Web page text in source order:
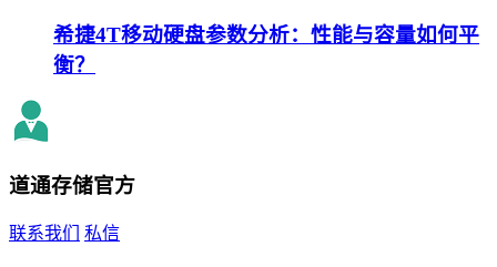
希捷4T移动硬盘参数分析：性能与容量如何平
衡？
道通存储官方
联系我们 私信